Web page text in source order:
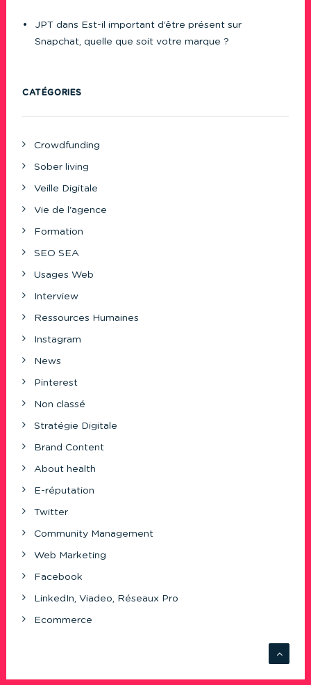
JPT dans Est-il important d’être présent sur
Snapchat, quelle que soit votre marque ?
CATÉGORIES
Crowdfunding
Sober living
Veille Digitale
Vie de l'agence
Formation
SEO SEA
Usages Web
Interview
Ressources Humaines
Instagram
News
Pinterest
Non classé
Stratégie Digitale
Brand Content
About health
E-réputation
Twitter
Community Management
Web Marketing
Facebook
LinkedIn, Viadeo, Réseaux Pro
Ecommerce